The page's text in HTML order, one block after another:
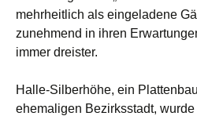
mehrheitlich als eingeladene
zunehmend in ihren
immer dreister.
Halle-Silberhöhe, ein
ehemaligen Bezirksstadt,